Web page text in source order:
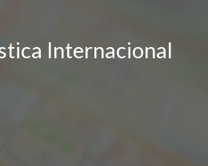
Internacional